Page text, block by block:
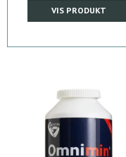
VIS PRODUKT